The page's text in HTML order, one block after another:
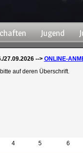
Jugend
27.09.2026 --> ONLINE-
auf deren Überschrift.
4 5 6